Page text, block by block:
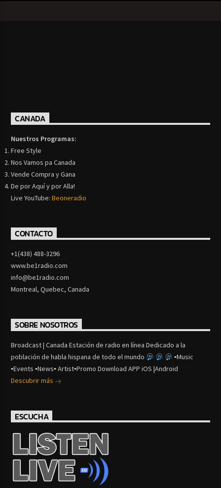
CANADA
Nuestros Programas:
Free Style
Nos Vamos pa Canada
Vende Compra y Gana
De por Aquí y por Alla!
Live YouTube:Beoneradio
CONTACTO
+1(438) 488-3296
www.be1radio.com
info@be1radio.com
Montreal, Quebec, Canada
SOBRE NOSOTROS
Broadcast | Canada Estación de radio en línea Dedicado a la
población de habla hispana de todo el mundo
▪Music
▪Events ▪News▪ Artist▪Promo Download APP iOS |Android
Descubrir más
ESCUCHA